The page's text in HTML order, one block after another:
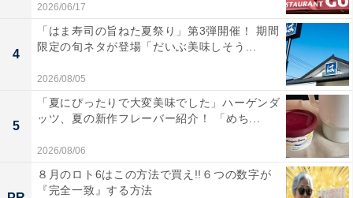
・イチゴムース
上から三皿目
・牛肉のタルタル
・鴨のスモークとオレンジのカナッペ
・ヴィーガンタルト彩野菜のマティニヨンサラダ
・オマール海老 キャビア サーモンムース
スコーン
2026/06/17
4
「はま寿司の旨ねた夏祭り」第3弾開催！ 期間
限定の旬ネタが登場「だいぶ美味しそう...
2026/08/05
5
「夏にぴったりで大変美味でした」ハーゲンダ
ッツ、夏の新作フレーバー紹介！ 「めち...
2026/08/06
８月のロト6はこの方法で買え!!６つの数字が
『完全一致』する方法